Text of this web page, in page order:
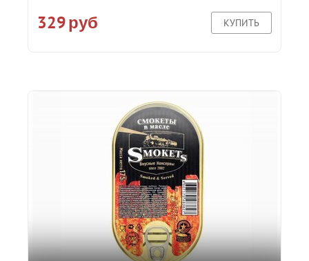
329 руб КУПИТЬ